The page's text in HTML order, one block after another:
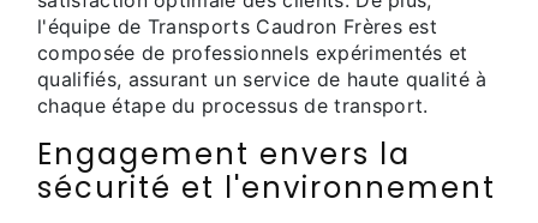
l'équipe de Transports Caudron Frères est
composée de professionnels expérimentés et
qualifiés, assurant un service de haute qualité à
chaque étape du processus de transport.
Engagement envers la
sécurité et l'environnement